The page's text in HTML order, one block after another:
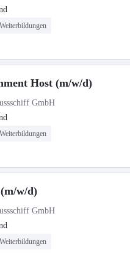
Weiterbildungen
Host (m/w/d)
GmbH
Weiterbildungen
w/d)
GmbH
Weiterbildungen